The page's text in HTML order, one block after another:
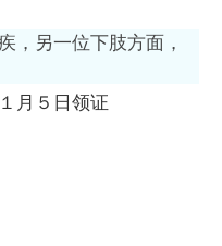
另一位下肢方面，
月５日领证